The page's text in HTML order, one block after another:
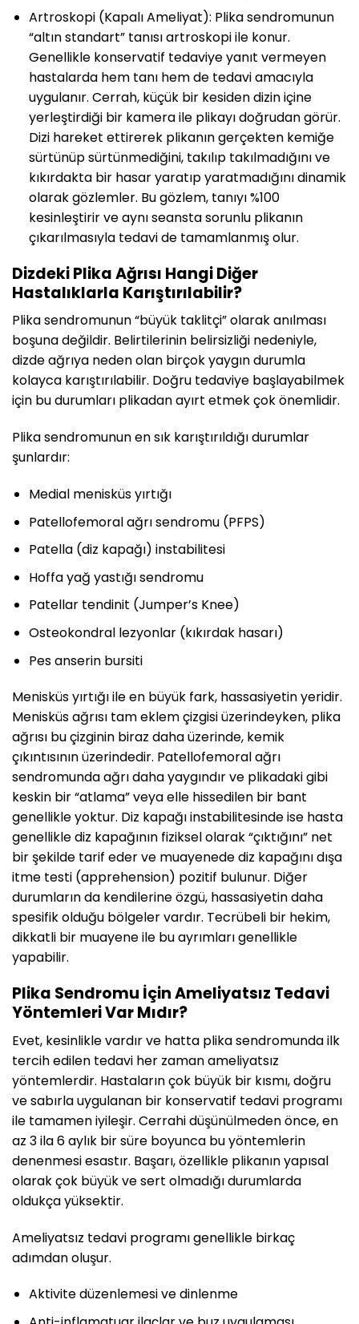
Artroskopi (Kapalı Ameliyat): Plika sendromunun
“altın standart” tanısı artroskopi ile konur.
Genellikle konservatif tedaviye yanıt vermeyen
hastalarda hem tanı hem de tedavi amacıyla
uygulanır. Cerrah, küçük bir kesiden dizin içine
yerleştirdiği bir kamera ile plikayı doğrudan görür.
Dizi hareket ettirerek plikanın gerçekten kemiğe
sürtünüp sürtünmediğini, takılıp takılmadığını ve
kıkırdakta bir hasar yaratıp yaratmadığını dinamik
olarak gözlemler. Bu gözlem, tanıyı %100
kesinleştirir ve aynı seansta sorunlu plikanın
çıkarılmasıyla tedavi de tamamlanmış olur.
Dizdeki Plika Ağrısı Hangi Diğer
Hastalıklarla Karıştırılabilir?
Plika sendromunun “büyük taklitçi” olarak anılması
boşuna değildir. Belirtilerinin belirsizliği nedeniyle,
dizde ağrıya neden olan birçok yaygın durumla
kolayca karıştırılabilir. Doğru tedaviye başlayabilmek
için bu durumları plikadan ayırt etmek çok önemlidir.
Plika sendromunun en sık karıştırıldığı durumlar
şunlardır:
Medial menisküs yırtığı
Patellofemoral ağrı sendromu (PFPS)
Patella (diz kapağı) instabilitesi
Hoffa yağ yastığı sendromu
Patellar tendinit (Jumper’s Knee)
Osteokondral lezyonlar (kıkırdak hasarı)
Pes anserin bursiti
Menisküs yırtığı ile en büyük fark, hassasiyetin yeridir.
Menisküs ağrısı tam eklem çizgisi üzerindeyken, plika
ağrısı bu çizginin biraz daha üzerinde, kemik
çıkıntısının üzerindedir. Patellofemoral ağrı
sendromunda ağrı daha yaygındır ve plikadaki gibi
keskin bir “atlama” veya elle hissedilen bir bant
genellikle yoktur. Diz kapağı instabilitesinde ise hasta
genellikle diz kapağının fiziksel olarak “çıktığını” net
bir şekilde tarif eder ve muayenede diz kapağını dışa
itme testi (apprehension) pozitif bulunur. Diğer
durumların da kendilerine özgü, hassasiyetin daha
spesifik olduğu bölgeler vardır. Tecrübeli bir hekim,
dikkatli bir muayene ile bu ayrımları genellikle
yapabilir.
Plika Sendromu İçin Ameliyatsız Tedavi
Yöntemleri Var Mıdır?
Evet, kesinlikle vardır ve hatta plika sendromunda ilk
tercih edilen tedavi her zaman ameliyatsız
yöntemlerdir. Hastaların çok büyük bir kısmı, doğru
ve sabırla uygulanan bir konservatif tedavi programı
ile tamamen iyileşir. Cerrahi düşünülmeden önce, en
az 3 ila 6 aylık bir süre boyunca bu yöntemlerin
denenmesi esastır. Başarı, özellikle plikanın yapısal
olarak çok büyük ve sert olmadığı durumlarda
oldukça yüksektir.
Ameliyatsız tedavi programı genellikle birkaç
adımdan oluşur.
Aktivite düzenlemesi ve dinlenme